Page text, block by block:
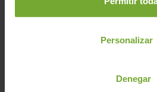
Personalizar
Denegar
Mazda